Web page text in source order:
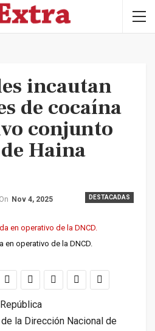
incautan
de cocaína
conjunto
Haina
DESTACADAS
On Nov 4, 2025
en operativo de la DNCD.
la Dirección Nacional de